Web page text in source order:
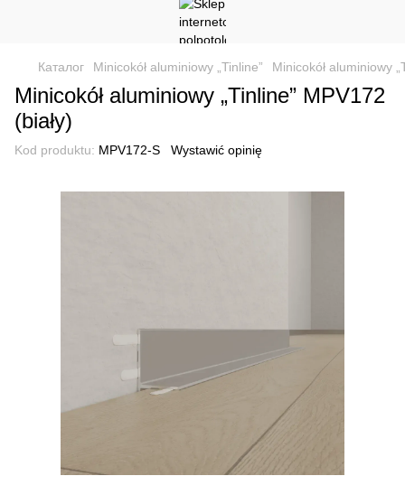
Каталог Minicokół aluminiowy „Tinline” Minicokół aluminiowy
Minicokół aluminiowy „Tinline” MPV172
(biały)
Kod produktu: MPV172-S Wystawić opinię